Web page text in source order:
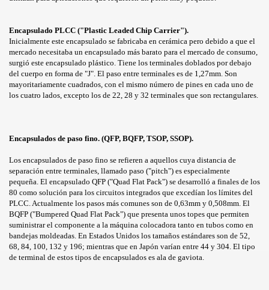
Encapsulado PLCC ("Plastic Leaded Chip Carrier").
Inicialmente este encapsulado se fabricaba en cerámica pero debido a que el
mercado necesitaba un encapsulado más barato para el mercado de consumo,
surgió este encapsulado plástico. Tiene los terminales doblados por debajo
del cuerpo en forma de "J". El paso entre terminales es de 1,27mm. Son
mayoritariamente cuadrados, con el mismo número de pines en cada uno de
los cuatro lados, excepto los de 22, 28 y 32 terminales que son rectangulares.
Encapsulados de paso fino. (QFP, BQFP, TSOP, SSOP).
Los encapsulados de paso fino se refieren a aquellos cuya distancia de
separación entre terminales, llamado paso ("pitch") es especialmente
pequeña. El encapsulado QFP ("Quad Flat Pack") se desarrolló a finales de los
80 como solución para los circuitos integrados que excedían los límites del
PLCC. Actualmente los pasos más comunes son de 0,63mm y 0,508mm. El
BQFP ("Bumpered Quad Flat Pack") que presenta unos topes que permiten
suministrar el componente a la máquina colocadora tanto en tubos como en
bandejas moldeadas. En Estados Unidos los tamaños estándares son de 52,
68, 84, 100, 132 y 196; mientras que en Japón varían entre 44 y 304. El tipo
de terminal de estos tipos de encapsulados es ala de gaviota.
SMD
SMD